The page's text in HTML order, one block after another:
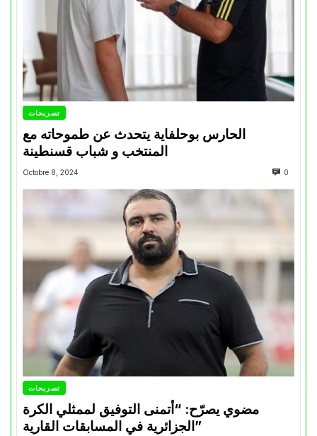
تصريحات
الحارس بوحلفاية يتحدث عن طموحاته مع
المنتخب و شباب قسنطينة
Octobre 8, 2024 0
تصريحات
مضوي يصرّح: “أتمنى التوفيق لممثلي الكرة
الجزائرية في المسابقات القارية”